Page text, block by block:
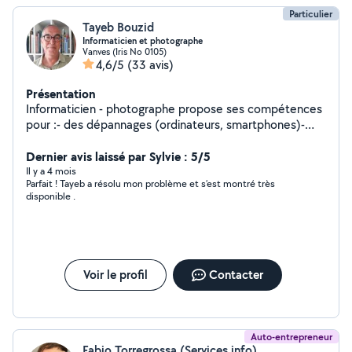
Particulier
Tayeb Bouzid
Informaticien et photographe
Vanves (Iris No 0105)
4,6/5 (33 avis)
Présentation
Informaticien - photographe propose ses compétences
pour :- des dépannages (ordinateurs, smartphones)-
formations (bureautique, logiciels, Internet....)- photo
(cours, numérisation, prise de vue...) - numérisation de
vos négatifs argentiques et de vos cassettes VHS et
VHS-C
Dernier avis laissé par Sylvie : 5/5
Il y a 4 mois
Parfait ! Tayeb a résolu mon problème et s’est montré très
disponible .
Voir le profil Contacter
Auto-entrepreneur